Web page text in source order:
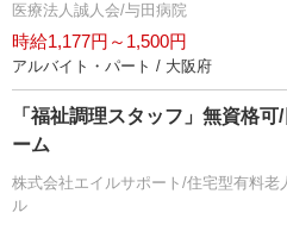
医療法人誠人会/与田病院
時給1,177円～1,500円
アルバイト・パート / 大阪府
「福祉調理スタッフ」無資格
ーム
株式会社エイルサポート/住宅型有料老
ル